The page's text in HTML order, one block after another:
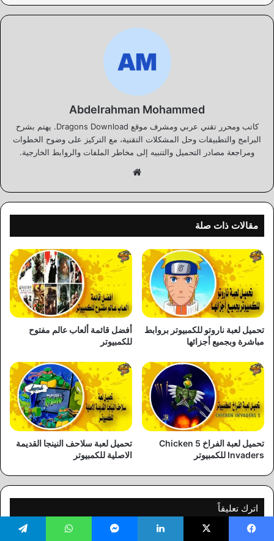
Abdelrahman Mohammed
كاتب ومحرر تقني عربي ومشرف موقع Dragons Download. يهتم بشرح
البرامج والتطبيقات وحل المشكلات التقنية، مع التركيز على وضوح الخطوات
ومراجعة مصادر التحميل والتنبيه إلى مخاطر الملفات والروابط الخارجية.
مقالات ذات صلة
تحميل لعبة ناروتو للكمبيوتر بروابط
مباشرة وبجميع أجزائها
أفضل قائمة ألعاب عالم مفتوح
للكمبيوتر
تحميل لعبة الفراخ 5 Chicken
Invaders للكمبيوتر
تحميل لعبة سلاحف النينجا القديمة
الاصلية للكمبيوتر
اترك تعليقاً